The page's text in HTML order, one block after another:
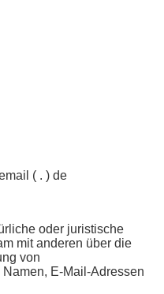
( . ) de
oder juristische
mit anderen über die
von
E-Mail-Adressen